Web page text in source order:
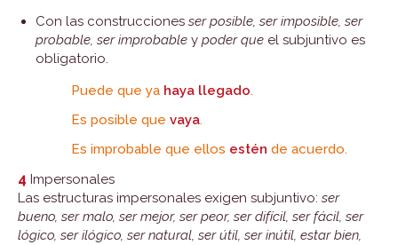
Con las construcciones ser posible, ser imposible, ser
probable, ser improbable y poder que el subjuntivo es
obligatorio.
Puede que ya haya llegado.
Es posible que vaya.
Es improbable que ellos estén de acuerdo.
4 Impersonales
Las estructuras impersonales exigen subjuntivo: ser
bueno, ser malo, ser mejor, ser peor, ser difícil, ser fácil, ser
lógico, ser ilógico, ser natural, ser útil, ser inútil, estar bien,